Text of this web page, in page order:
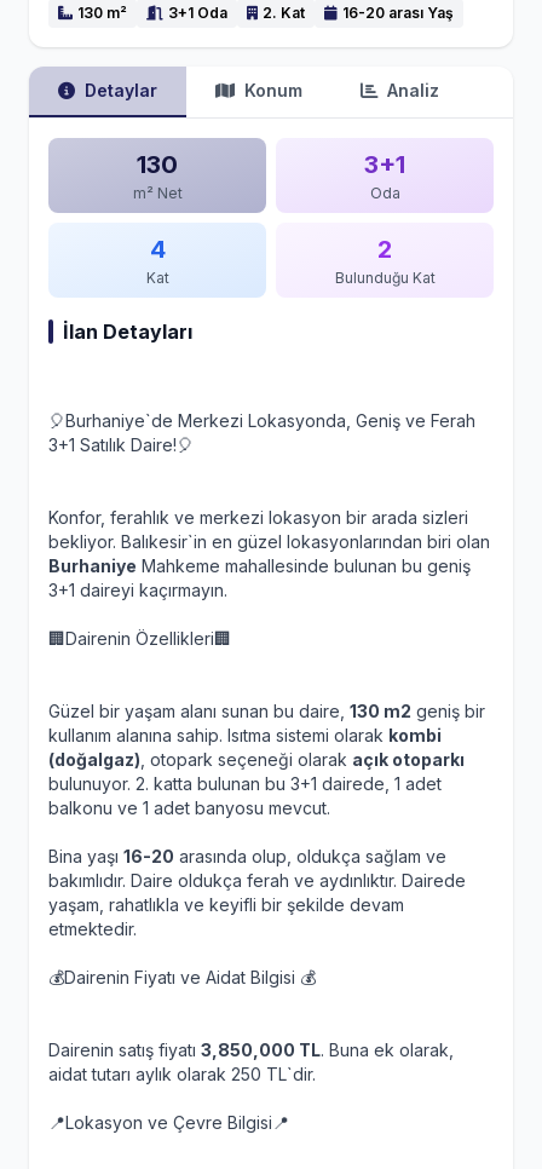
130 m² 3+1 Oda 2. Kat 16-20 arası Yaş
Detaylar Konum Analiz
130
m² Net
3+1
Oda
4
Kat
2
Bulunduğu Kat
İlan Detayları
🎈Burhaniye`de Merkezi Lokasyonda, Geniş ve Ferah
3+1 Satılık Daire!🎈
Konfor, ferahlık ve merkezi lokasyon bir arada sizleri
bekliyor. Balıkesir`in en güzel lokasyonlarından biri olan
Burhaniye Mahkeme mahallesinde bulunan bu geniş
3+1 daireyi kaçırmayın.
🏢Dairenin Özellikleri🏢
Güzel bir yaşam alanı sunan bu daire, 130 m2 geniş bir
kullanım alanına sahip. Isıtma sistemi olarak kombi
(doğalgaz) , otopark seçeneği olarak açık otoparkı
bulunuyor. 2. katta bulunan bu 3+1 dairede, 1 adet
balkonu ve 1 adet banyosu mevcut.
Bina yaşı 16-20 arasında olup, oldukça sağlam ve
bakımlıdır. Daire oldukça ferah ve aydınlıktır. Dairede
yaşam, rahatlıkla ve keyifli bir şekilde devam
etmektedir.
💰Dairenin Fiyatı ve Aidat Bilgisi 💰
Dairenin satış fiyatı 3,850,000 TL. Buna ek olarak,
aidat tutarı aylık olarak 250 TL`dir.
📍Lokasyon ve Çevre Bilgisi📍